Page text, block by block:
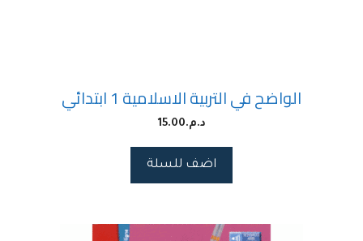
الواضح في التربية الاسلامية 1 ابتدائي
د.م.15.00
اضف للسلة